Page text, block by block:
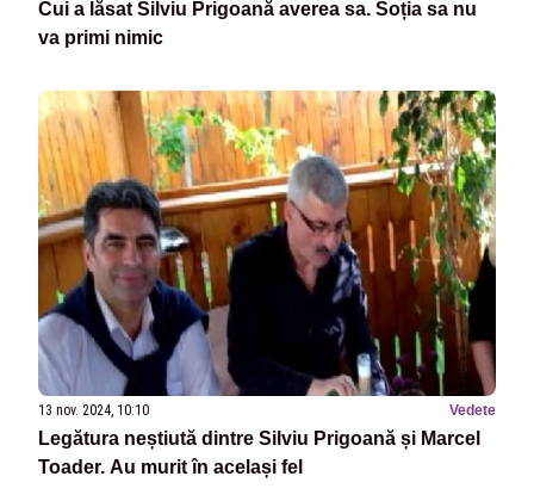
Cui a lăsat Silviu Prigoană averea sa. Soția sa nu
va primi nimic
13 nov. 2024, 10:10 Vedete
Legătura neștiută dintre Silviu Prigoană și Marcel
Toader. Au murit în același fel